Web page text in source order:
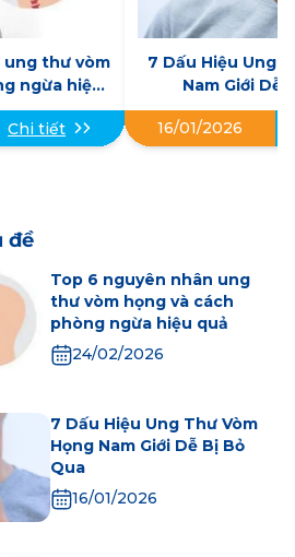
ung thư vòm
ngừa hiệu
Chi tiết
7 Dấu Hiệu Ung
Nam Giới Dễ
16/01/2026
đề
Top 6 nguyên nhân ung
thư vòm họng và cách
phòng ngừa hiệu quả
24/02/2026
7 Dấu Hiệu Ung Thư Vòm
Họng Nam Giới Dễ Bị Bỏ
Qua
16/01/2026